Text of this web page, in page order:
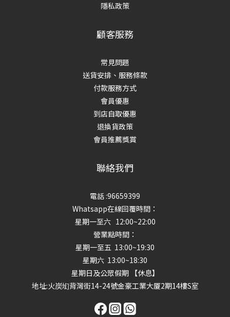
隱私政策
顧客服務
常見問題
送貨安排、服務條款
付款服務方式
會員優惠
到店自取優惠
退換貨政策
會員推薦獎賞
聯絡我們
電話 :96659399
Whatsapp在線回覆時間：
星期一至六 12:00~22:00
營業點時間：
星期一至五 13:00~19:30
星期六 13:00~18:30
星期日及公眾假期 【休息】
地址:火炭㘭背灣街14-24號金豪工業大厦2期14樓S室